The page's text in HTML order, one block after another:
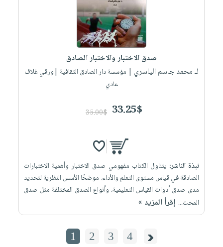
صدق الاختبار والاختبار الصادق
لـ محمد جاسم الياسري | مؤسسة دار الصادق الثقافية |ورقي غلاف
عادي
33.25$
35.00$
نبذة الناشر: يتناول الكتاب مفهومي صدق الاختبار وأهمية الاختبارات
الصادقة في قياس مستوى التعلم والأداء، موضحًا الأسس النظرية لتحديد
مدى صدق أدوات القياس التعليمية، وأنواع الصدق المختلفة مثل صدق
المحت... إقرأ المزيد »
1 2 3 4